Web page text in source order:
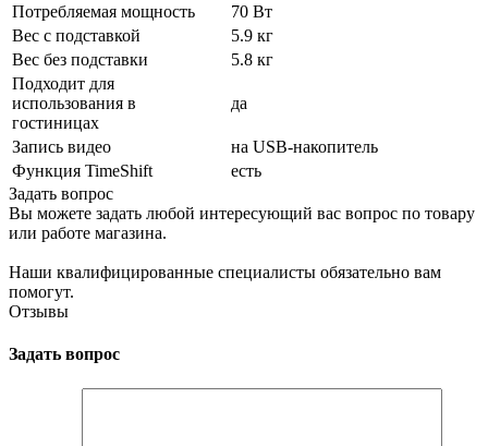
Потребляемая мощность
70 Вт
Вес с подставкой
5.9 кг
Вес без подставки
5.8 кг
Подходит для
использования в
гостиницах
да
Запись видео
на USB-накопитель
Функция TimeShift
есть
Задать вопрос
Вы можете задать любой интересующий вас вопрос по товару
или работе магазина.
Наши квалифицированные специалисты обязательно вам
помогут.
Отзывы
Задать вопрос